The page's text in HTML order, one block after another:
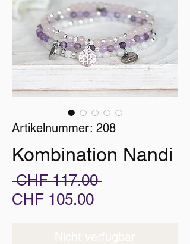
Artikelnummer: 208
Kombination Nandi
CHF 117.00 Standardpreis
CHF 105.00Sale-